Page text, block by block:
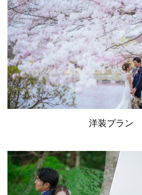
洋装プラン